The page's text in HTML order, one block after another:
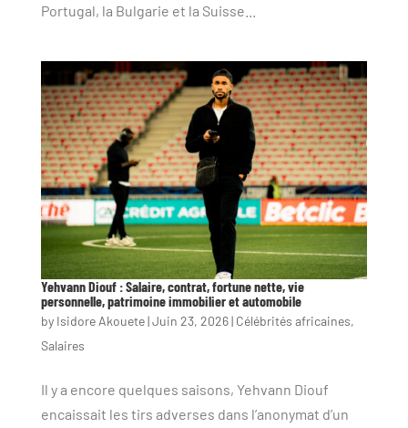
Portugal, la Bulgarie et la Suisse...
Yehvann Diouf : Salaire, contrat, fortune nette, vie
personnelle, patrimoine immobilier et automobile
by Isidore Akouete|Juin 23, 2026| Célébrités africaines,
Salaires
Il y a encore quelques saisons, Yehvann Diouf
encaissait les tirs adverses dans l’anonymat d’un